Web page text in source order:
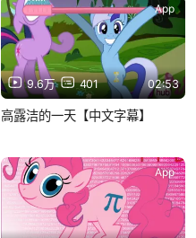
9.6万 401 02:53
App
高露洁的一天【中文字幕】
App